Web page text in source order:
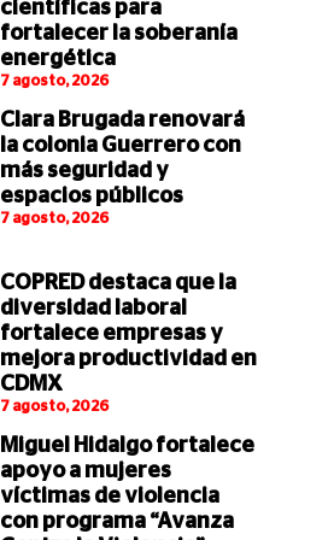
científicas para
fortalecer la soberanía
energética
7 agosto, 2026
Clara Brugada renovará
la colonia Guerrero con
más seguridad y
espacios públicos
7 agosto, 2026
COPRED destaca que la
diversidad laboral
fortalece empresas y
mejora productividad en
CDMX
7 agosto, 2026
Miguel Hidalgo fortalece
apoyo a mujeres
víctimas de violencia
con programa “Avanza